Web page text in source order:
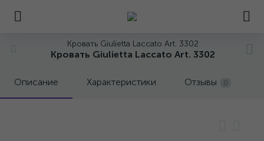
Кровать Giulietta Laccato Art. 3302
Кровать Giulietta Laccato Art. 3302
Описание Характеристики Отзывы 0